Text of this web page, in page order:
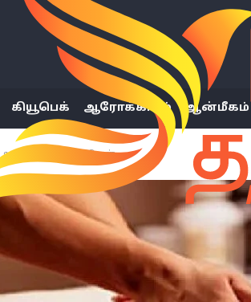
கியூபெக் ஆரோக்கியம் ஆன்மீகம்
அண்மைய செய்திகள்